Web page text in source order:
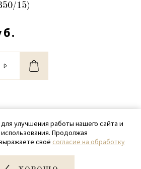
15)
- 2026 SamPack
(918) 699-97-87
улучшения работы нашего сайта и
Продолжая
своё согласие на обработку